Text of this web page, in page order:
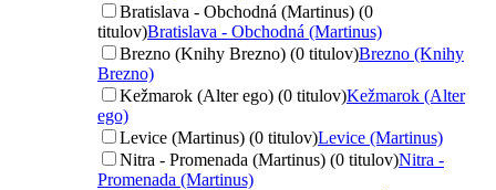
Bratislava - Obchodná (Martinus) (0
titulov)Bratislava - Obchodná (Martinus)
Brezno (Knihy Brezno) (0 titulov)Brezno (Knihy
Brezno)
Kežmarok (Alter ego) (0 titulov)Kežmarok (Alter
ego)
Levice (Martinus) (0 titulov)Levice (Martinus)
Nitra - Promenada (Martinus) (0 titulov)Nitra -
Promenada (Martinus)